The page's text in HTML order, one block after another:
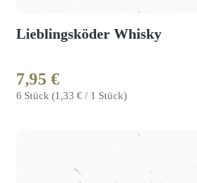
Lieblingsköder Whisky
6 Stück (1,33 € / 1 Stück)
Regulärer Preis:
7,95 €